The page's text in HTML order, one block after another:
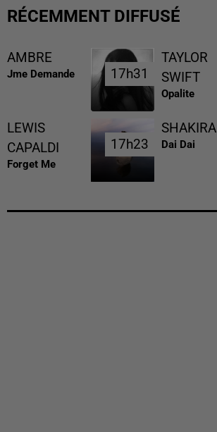
RÉCEMMENT DIFFUSÉ
AMBRE
Jme Demande 17h31
17h31
TAYLOR
SWIFT
Opalite
LEWIS
CAPALDI
Forget Me
17h23
17h23
SHAKIRA
Dai Dai